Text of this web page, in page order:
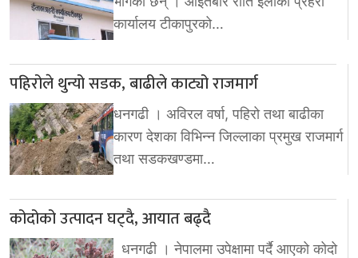
कार्यालय टीकापुरको…
पहिरोले थुन्यो सडक, बाढीले काट्यो राजमार्ग
धनगढी । अविरल वर्षा, पहिरो तथा बाढीका
कारण देशका विभिन्न जिल्लाका प्रमुख राजमार्ग
तथा सडकखण्डमा…
कोदोको उत्पादन घट्दै, आयात बढ्दै
धनगढी । नेपालमा उपेक्षामा पर्दै आएको कोदो